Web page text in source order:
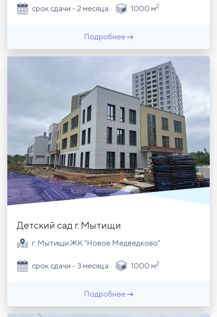
срок сдачи - 2 месяца 1000 м2
Подробнее
Детский сад г. Мытищи
г. Мытищи ЖК "Новое Медведково"
срок сдачи - 3 месяца 1000 м2
Подробнее